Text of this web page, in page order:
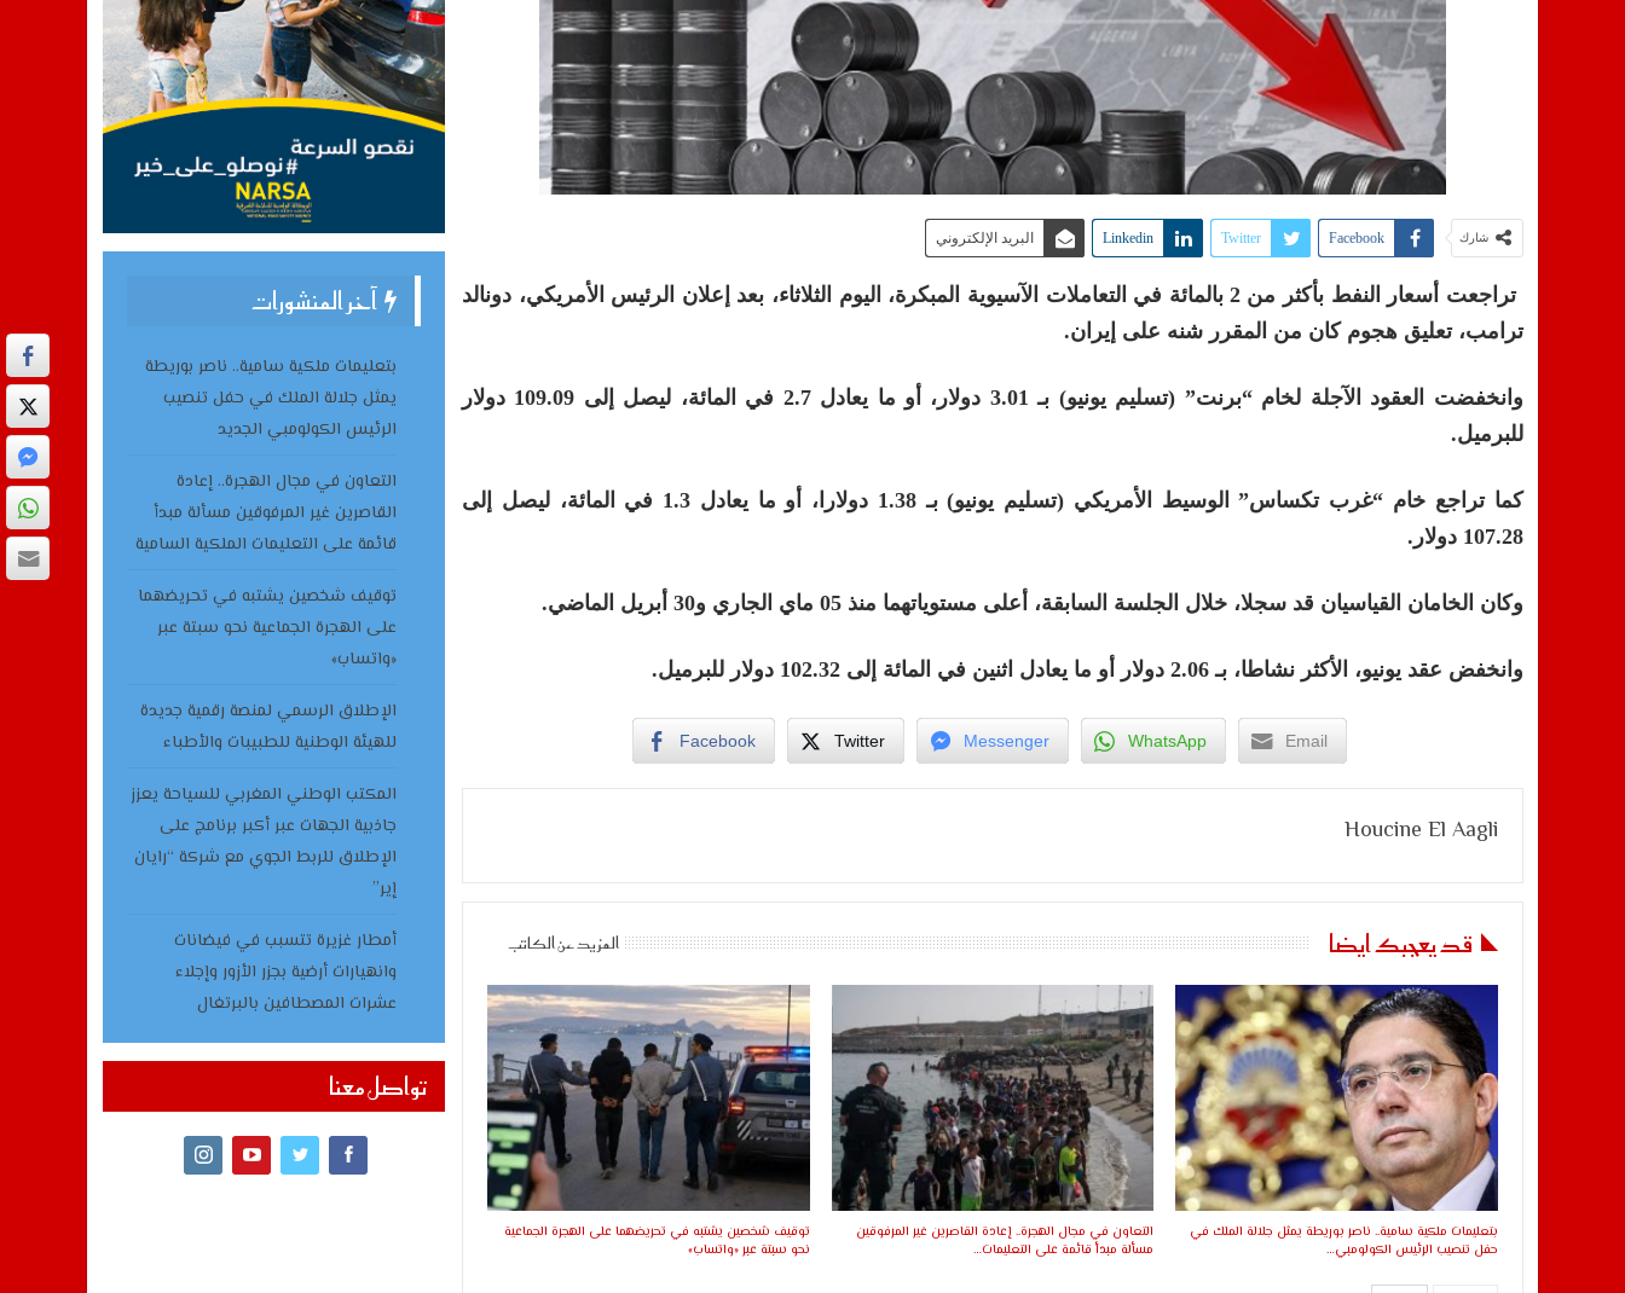
شارك Facebook
Twitter
Linkedin البريد الإلكتروني
تراجعت أسعار النفط بأكثر من 2 بالمائة في التعاملات الآسيوية المبكرة، اليوم الثلاثاء، بعد إعلان الرئيس الأمريكي، دونالد
ترامب، تعليق هجوم كان من المقرر شنه على إيران.
وانخفضت العقود الآجلة لخام “برنت” (تسليم يونيو) بـ 3.01 دولار، أو ما يعادل 2.7 في المائة، ليصل إلى 109.09 دولار
للبرميل.
كما تراجع خام “غرب تكساس” الوسيط الأمريكي (تسليم يونيو) بـ 1.38 دولارا، أو ما يعادل 1.3 في المائة، ليصل إلى
107.28 دولار.
وكان الخامان القياسيان قد سجلا، خلال الجلسة السابقة، أعلى مستوياتهما منذ 05 ماي الجاري و30 أبريل الماضي.
وانخفض عقد يونيو، الأكثر نشاطا، بـ 2.06 دولار أو ما يعادل اثنين في المائة إلى 102.32 دولار للبرميل.
Facebook Twitter Messenger WhatsApp Email
Houcine El Aagli
قد يعجبك ايضا المزيد عن الكاتب
بتعليمات ملكية سامية.. ناصر بوريطة يمثل جلالة الملك في
حفل تنصيب الرئيس الكولومبي…
التعاون في مجال الهجرة.. إعادة القاصرين غير المرفوقين
مسألة مبدأ قائمة على التعليمات…
توقيف شخصين يشتبه في تحريضهما على الهجرة الجماعية
نحو سبتة عبر «واتساب»
آخر المنشورات
بتعليمات ملكية سامية.. ناصر بوريطة
يمثل جلالة الملك في حفل تنصيب
الرئيس الكولومبي الجديد
التعاون في مجال الهجرة.. إعادة
القاصرين غير المرفوقين مسألة مبدأ
قائمة على التعليمات الملكية السامية
توقيف شخصين يشتبه في تحريضهما
على الهجرة الجماعية نحو سبتة عبر
«واتساب»
الإطلاق الرسمي لمنصة رقمية جديدة
للهيئة الوطنية للطبيبات والأطباء
المكتب الوطني المغربي للسياحة يعزز
جاذبية الجهات عبر أكبر برنامج على
الإطلاق للربط الجوي مع شركة “رايان
إير”
أمطار غزيرة تتسبب في فيضانات
وانهيارات أرضية بجزر الأزور وإجلاء
عشرات المصطافين بالبرتغال
تواصل معنا